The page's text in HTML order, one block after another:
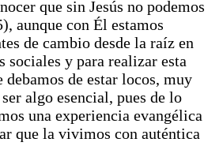
que sin Jesús no podemos
aunque con Él estamos
de cambio desde la raíz en
sociales y para realizar esta
debamos de estar locos, muy
algo esencial, pues de lo
una experiencia evangélica
que la vivimos con auténtica